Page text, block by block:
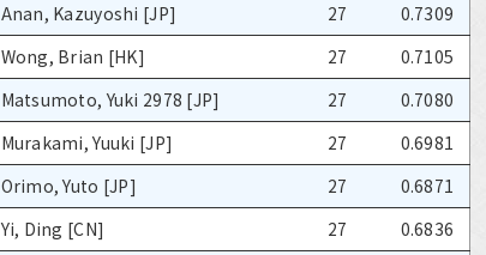
Anan, Kazuyoshi [JP] 27
0.7309
Wong, Brian [HK] 27
0.7105
Matsumoto, Yuki 2978 [JP] 27
0.7080
Murakami, Yuuki [JP] 27
0.6981
Orimo, Yuto [JP] 27
0.6871
Yi, Ding [CN] 27
0.6836